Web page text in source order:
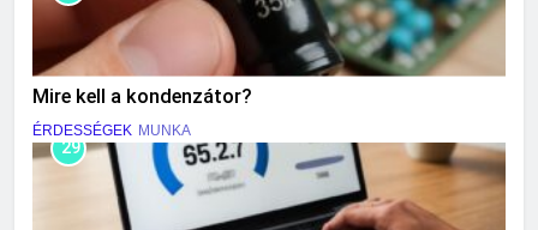
Mire kell a kondenzátor?
ÉRDESSÉGEK MUNKA
29